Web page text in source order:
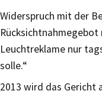
Widerspruch mit der
Leuchtreklame nur
solle.“
2013 wird das Gericht